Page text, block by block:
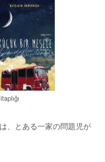
、とある一家の問題児が